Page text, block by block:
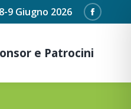
8-9 Giugno 2026
opens
e Patrocini